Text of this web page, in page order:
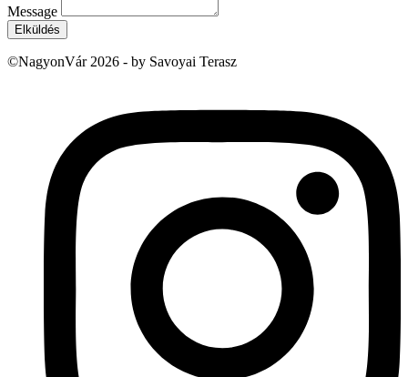
Message
Elküldés
©NagyonVár 2026 - by Savoyai Terasz